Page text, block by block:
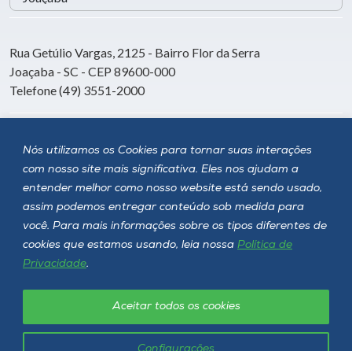
Nós utilizamos os Cookies para tornar suas interações
com nosso site mais significativa. Eles nos ajudam a
entender melhor como nosso website está sendo usado,
assim podemos entregar conteúdo sob medida para
você. Para mais informações sobre os tipos diferentes de
cookies que estamos usando, leia nossa Política de
Privacidade.
Configurações
Aceitar todos os cookies
Rua Getúlio Vargas, 2125 - Bairro Flor da Serra
Joaçaba - SC - CEP 89600-000
Telefone (49) 3551-2000
Siga a Unoesc
Unoesc © 2026 - Todos os direitos reservados
Política de privacidade LGPD